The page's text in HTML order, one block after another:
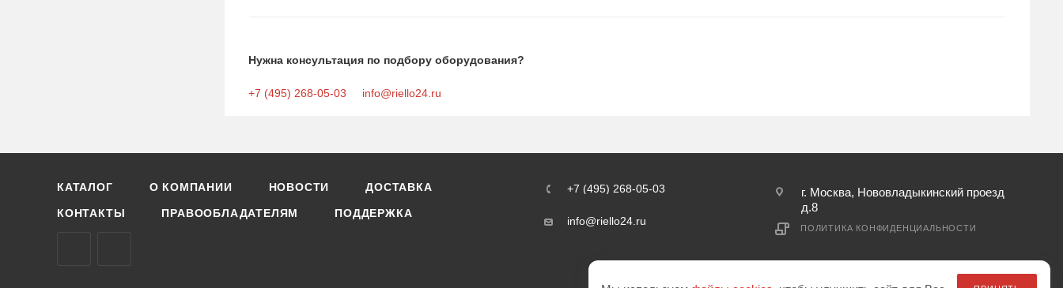
Нужна консультация по подбору оборудования?
+7 (495) 268-05-03 info@riello24.ru
КАТАЛОГ О КОМПАНИИ НОВОСТИ ДОСТАВКА
КОНТАКТЫ ПРАВООБЛАДАТЕЛЯМ ПОДДЕРЖКА
+7 (495) 268-05-03
info@riello24.ru
г. Москва, Нововладыкинский проезд
д.8
ПОЛИТИКА КОНФИДЕНЦИАЛЬНОСТИ